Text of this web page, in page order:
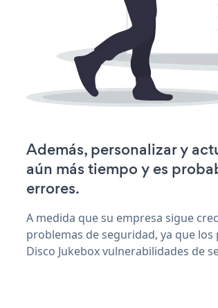
Además, personalizar y
aún más tiempo y es
errores.
A medida que su empresa sigue
problemas de seguridad, ya que
Disco Jukebox vulnerabilidades de